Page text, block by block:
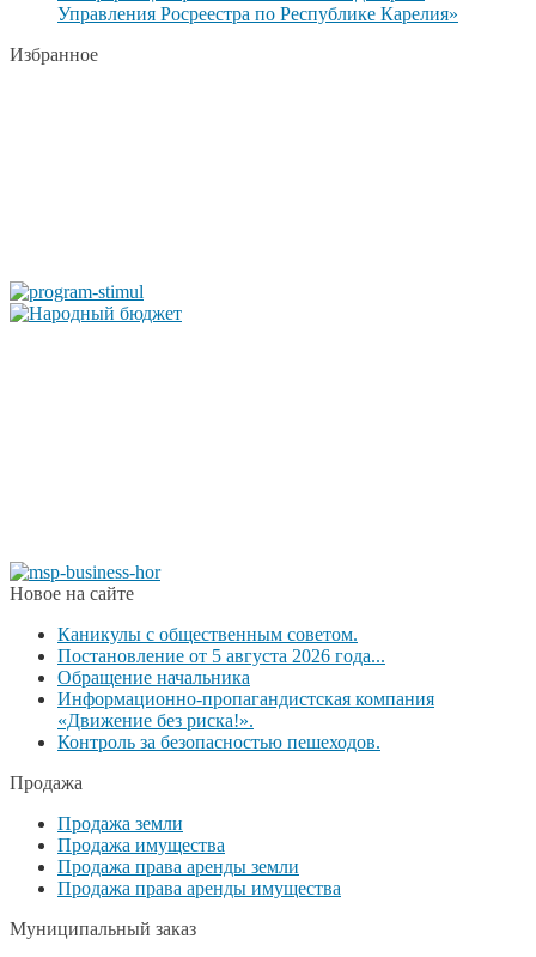
Управления Росреестра по Республике Карелия»
Избранное
Новое на сайте
Каникулы с общественным советом.
Постановление от 5 августа 2026 года...
Обращение начальника
Информационно-пропагандистская компания
«Движение без риска!».
Контроль за безопасностью пешеходов.
Продажа
Продажа земли
Продажа имущества
Продажа права аренды земли
Продажа права аренды имущества
Муниципальный заказ